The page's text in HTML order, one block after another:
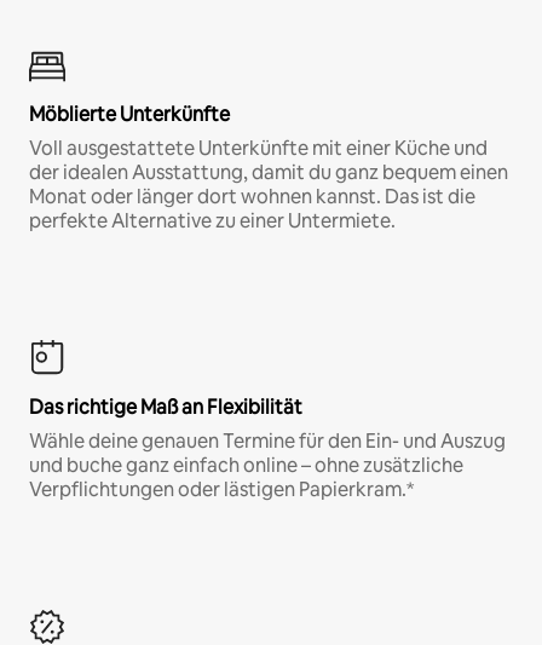
Möblierte Unterkünfte
Voll ausgestattete Unterkünfte mit einer Küche und
der idealen Ausstattung, damit du ganz bequem einen
Monat oder länger dort wohnen kannst. Das ist die
perfekte Alternative zu einer Untermiete.
Das richtige Maß an Flexibilität
Wähle deine genauen Termine für den Ein- und Auszug
und buche ganz einfach online – ohne zusätzliche
Verpflichtungen oder lästigen Papierkram.*